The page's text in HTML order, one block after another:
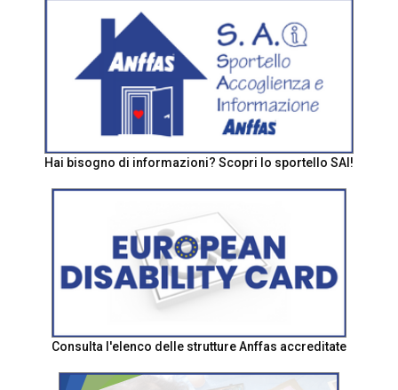
Hai bisogno di informazioni? Scopri lo sportello SAI!
Consulta l'elenco delle strutture Anffas accreditate